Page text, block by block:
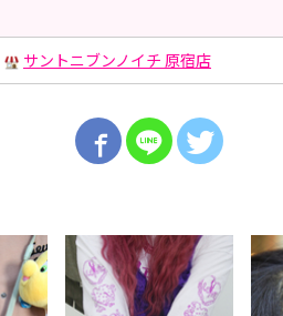
サントニブンノイチ 原宿店